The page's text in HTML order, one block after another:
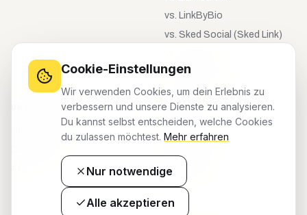
vs. LinkByBio
vs. Sked Social (Sked Link)
vs.meinebio.site
UNTERNEHMEN KONTO
Registrieren
Dashboard
Cookie-Einstellungen
Wir verwenden Cookies, um dein Erlebnis zu
verbessern und unsere Dienste zu analysieren.
Du kannst selbst entscheiden, welche Cookies
du zulassen möchtest. Mehr erfahren
Nur notwendige
Alle akzeptieren